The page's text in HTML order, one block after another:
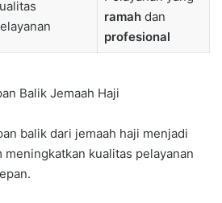
ramahdan
profesional
balik dari jemaah haji menjadi
meningkatkan kualitas pelayanan